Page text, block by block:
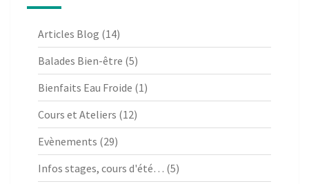
Articles Blog (14)
Balades Bien-être (5)
Bienfaits Eau Froide (1)
Cours et Ateliers (12)
Evènements (29)
Infos stages, cours d'été… (5)